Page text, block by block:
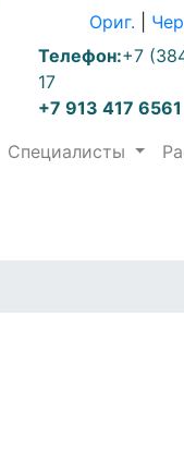
Ориг.
Телефон:+7
17
+7 913 417 6561
Специалисты